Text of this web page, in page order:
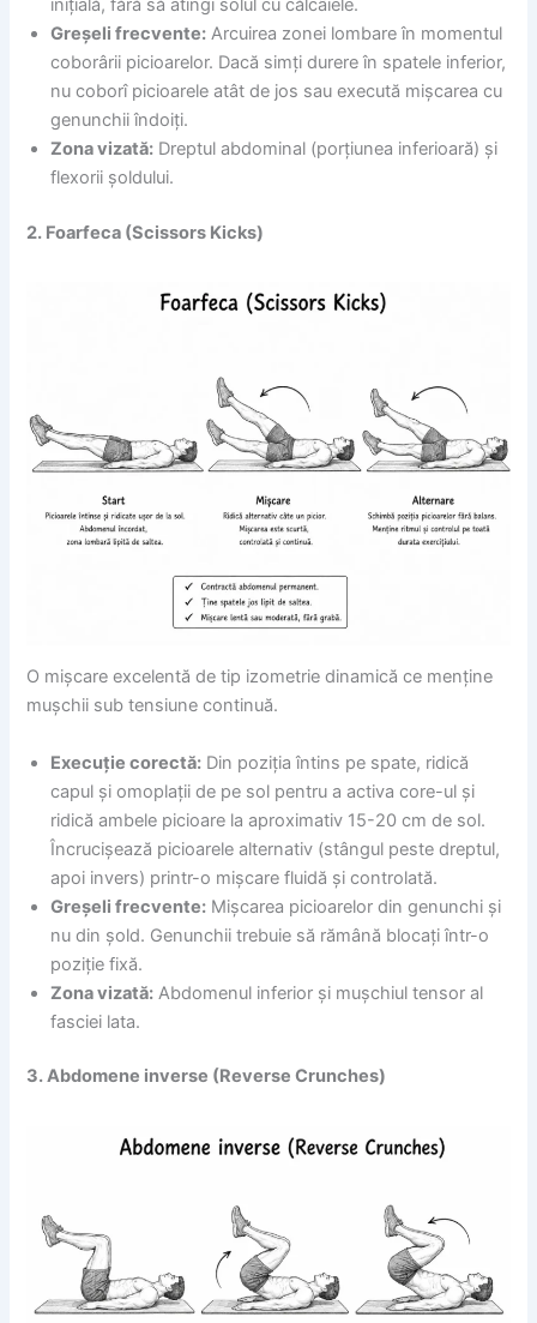
inițială, fără să atingi solul cu călcâiele.
Greșeli frecvente: Arcuirea zonei lombare în momentul
coborârii picioarelor. Dacă simți durere în spatele inferior,
nu coborî picioarele atât de jos sau execută mișcarea cu
genunchii îndoiți.
Zona vizată: Dreptul abdominal (porțiunea inferioară) și
flexorii șoldului.
2. Foarfeca (Scissors Kicks)
O mișcare excelentă de tip izometrie dinamică ce menține
mușchii sub tensiune continuă.
Execuție corectă: Din poziția întins pe spate, ridică
capul și omoplații de pe sol pentru a activa core-ul și
ridică ambele picioare la aproximativ 15-20 cm de sol.
Încrucișează picioarele alternativ (stângul peste dreptul,
apoi invers) printr-o mișcare fluidă și controlată.
Greșeli frecvente: Mișcarea picioarelor din genunchi și
nu din șold. Genunchii trebuie să rămână blocați într-o
poziție fixă.
Zona vizată: Abdomenul inferior și mușchiul tensor al
fasciei lata.
3. Abdomene inverse (Reverse Crunches)